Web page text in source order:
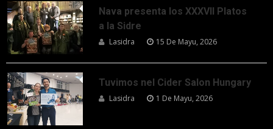
Nava presenta los XXXVII Platos
a la Sidre
Lasidra 15 De Mayu, 2026
Tuvimos nel Cider Salon Hungary
Lasidra 1 De Mayu, 2026